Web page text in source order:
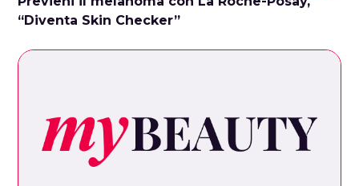
“Diventa Skin Checker”